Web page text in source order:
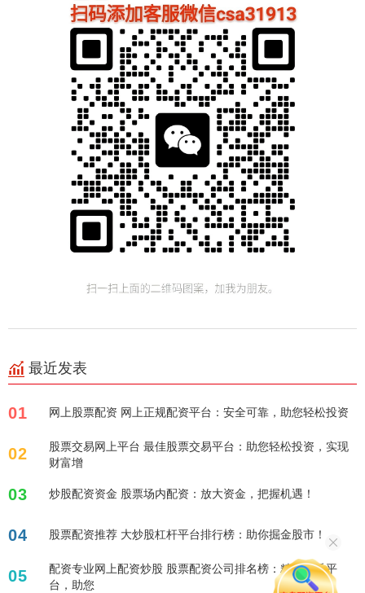
最近发表
01 网上股票配资 网上正规配资平台：安全可靠，助您轻松投资
02
股票交易网上平台 最佳股票交易平台：助您轻松投资，实现
财富增
03 炒股配资资金 股票场内配资：放大资金，把握机遇！
04 股票配资推荐 大炒股杠杆平台排行榜：助你掘金股市！
05
配资专业网上配资炒股 股票配资公司排名榜：精选优质平
台，助您